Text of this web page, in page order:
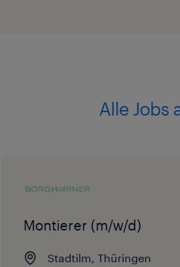
Alle Jobs
Montierer (m/w/d)
Stadtilm, Thüringen